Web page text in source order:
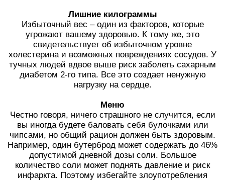
Лишние килограммы
Избыточный вес – один из факторов, которые
угрожают вашему здоровью. К тому же, это
свидетельствует об избыточном уровне
холестерина и возможных повреждениях сосудов. У
тучных людей вдвое выше риск заболеть сахарным
диабетом 2-го типа. Все это создает ненужную
нагрузку на сердце.
Меню
Честно говоря, ничего страшного не случится, если
вы иногда будете баловать себя булочками или
чипсами, но общий рацион должен быть здоровым.
Например, один бутерброд может содержать до 46%
допустимой дневной дозы соли. Большое
количество соли может поднять давление и риск
инфаркта. Поэтому избегайте злоупотребления